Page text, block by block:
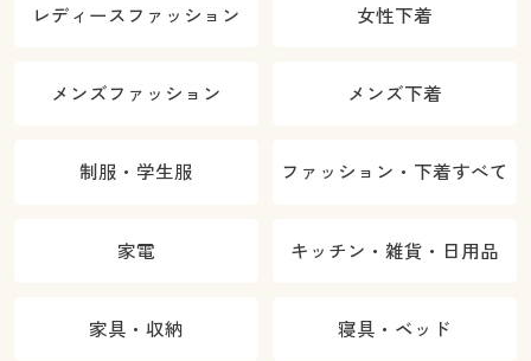
レディースファッション 女性下着
メンズファッション メンズ下着
制服・学生服 ファッション・下着すべて
家電 キッチン・雑貨・日用品
家具・収納 寝具・ベッド